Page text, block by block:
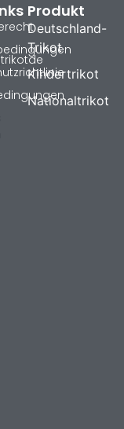
Produkt
Deutschland-
Trikot
Kindertrikot
Nationaltrikot